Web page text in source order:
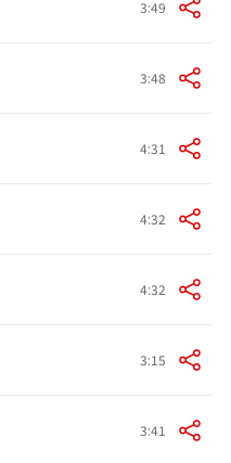
3:49
3:48
4:31
4:32
4:32
3:15
3:41